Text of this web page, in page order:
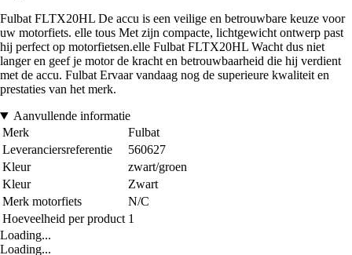
Fulbat FLTX20HL De accu is een veilige en betrouwbare keuze voor
uw motorfiets. elle tous Met zijn compacte, lichtgewicht ontwerp past
hij perfect op motorfietsen.elle Fulbat FLTX20HL Wacht dus niet
langer en geef je motor de kracht en betrouwbaarheid die hij verdient
met de accu. Fulbat Ervaar vandaag nog de superieure kwaliteit en
prestaties van het merk.
Aanvullende informatie
Merk
Fulbat
Leveranciersreferentie
560627
Kleur
zwart/groen
Kleur
Zwart
Merk motorfiets
N/C
Hoeveelheid per product 1
Loading...
Loading...